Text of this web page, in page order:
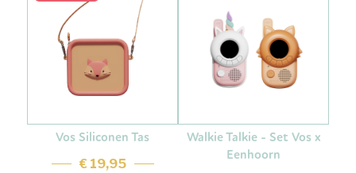
Vos Siliconen Tas
€ 19,95
Walkie Talkie - Set Vos x
Eenhoorn